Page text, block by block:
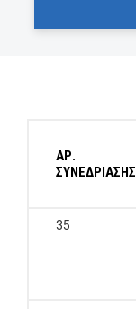
ΑΡ.
ΣΥΝΕΔΡΙΑΣΗΣ
35